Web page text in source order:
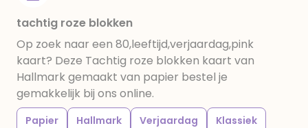
tachtig roze blokken
Op zoek naar een 80,leeftijd,verjaardag,pink
kaart? Deze Tachtig roze blokken kaart van
Hallmark gemaakt van papier bestel je
gemakkelijk bij ons online.
Papier Hallmark Verjaardag
Klassiek